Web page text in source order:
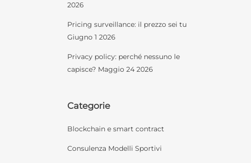
2026
Pricing surveillance: il prezzo sei tu
Giugno 1 2026
Privacy policy: perché nessuno le
capisce? Maggio 24 2026
Categorie
Blockchain e smart contract
Consulenza Modelli Sportivi